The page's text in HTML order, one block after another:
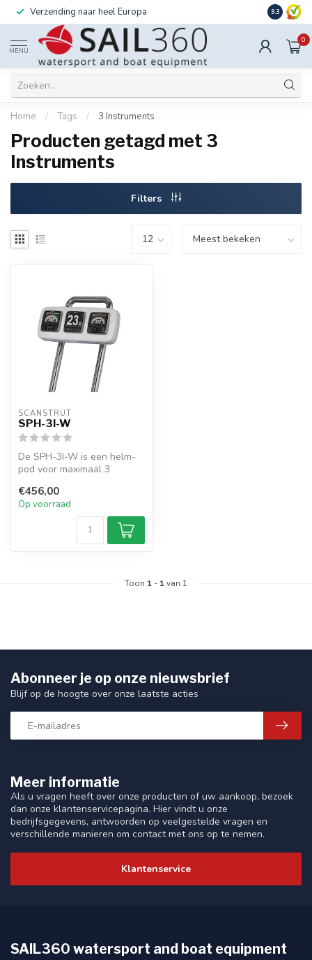
Verzending naar heel Europa Ook
9.3
MENU
0
Home / Tags / 3 Instruments
Producten getagd met 3
Instruments
Filters
SCANSTRUT
SPH-3I-W
De SPH-3I-W is een helm-
pod voor maximaal 3
waterdichte mont...
€456,00
Op voorraad
Toon 1 - 1van 1
Meer informatie
Als u vragen heeft over onze producten of uw aankoop, bezoek
dan onze klantenservicepagina. Hier vindt u onze
bedrijfsgegevens, antwoorden op veelgestelde vragen en
verschillende manieren om contact met ons op te nemen.
Klantenservice
Abonneer je op onze nieuwsbrief
Blijf op de hoogte over onze laatste acties
SAIL360 watersport and boat equipment